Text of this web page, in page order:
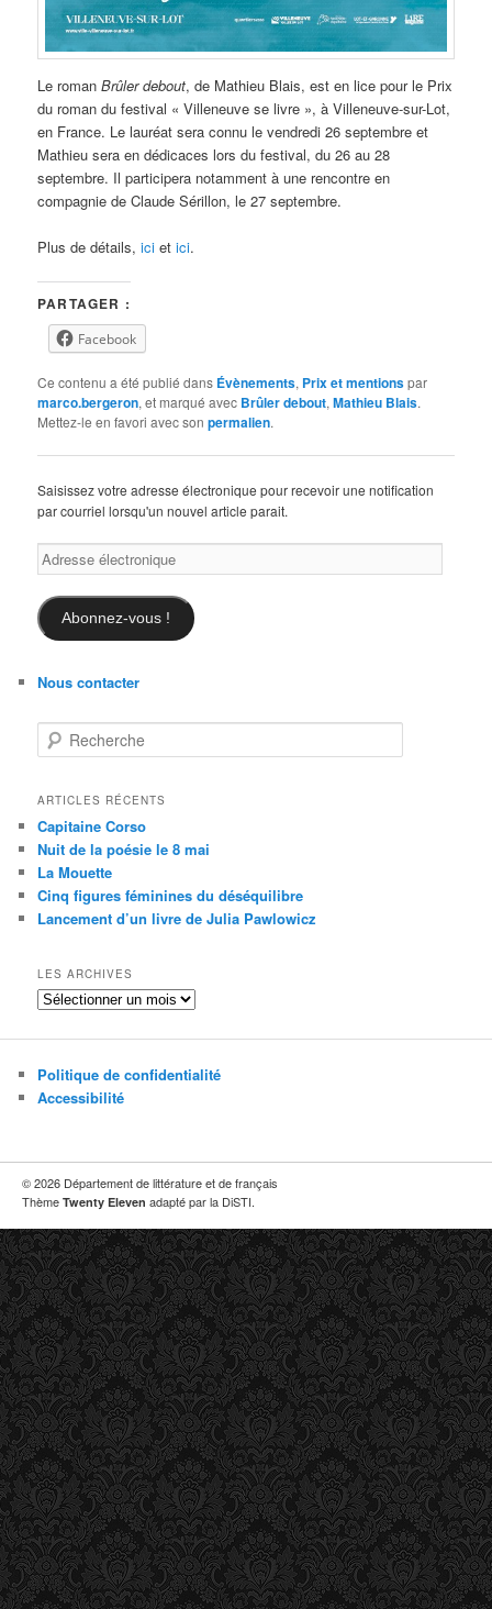
Le romanBrûler debout, de Mathieu Blais, est en lice pour le Prix
du roman du festival « Villeneuve se livre », à Villeneuve-sur-Lot,
en France. Le lauréat sera connu le vendredi 26 septembre et
Mathieu sera en dédicaces lors du festival, du 26 au 28
septembre. Il participera notamment à une rencontre en
compagnie de Claude Sérillon, le 27 septembre.
Plus de détails,ici etici.
PARTAGER :
Facebook
Ce contenu a été publié dans Évènements, Prix et mentionspar
marco.bergeron, et marqué avec Brûler debout,Mathieu Blais.
Mettez-le en favori avec sonpermalien.
Saisissez votre adresse électronique pour recevoir une notification
par courriel lorsqu'un nouvel article parait.
Adresse
électronique
Abonnez-vous !
Nous contacter
e
h
r
c
h
e
ARTICLES RÉCENTS
Capitaine Corso
Nuit de la poésie le 8 mai
La Mouette
Cinq figures féminines du déséquilibre
Lancement d’un livre de Julia Pawlowicz
LES ARCHIVES
Les
Politique de confidentialité
Accessibilité
© 2026 Département de littérature et de français
Thème Twenty Eleven adapté par la DiSTI.